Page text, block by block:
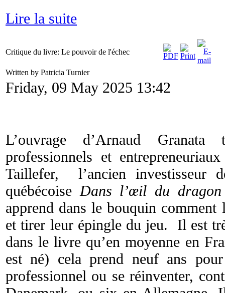
Lire la suite
Critique du livre: Le pouvoir de l'échec
Written by Patricia Turnier
Friday, 09 May 2025 13:42
L’ouvrage d’Arnaud Granata
professionnels et
Taillefer, l’ancien investisseur
québécoise Dans l’œil du dragon
apprend dans le bouquin comment
et tirer leur épingle du jeu. Il est
dans le livre qu’en moyenne en
est né) cela prend neuf ans
professionnel ou se réinventer,